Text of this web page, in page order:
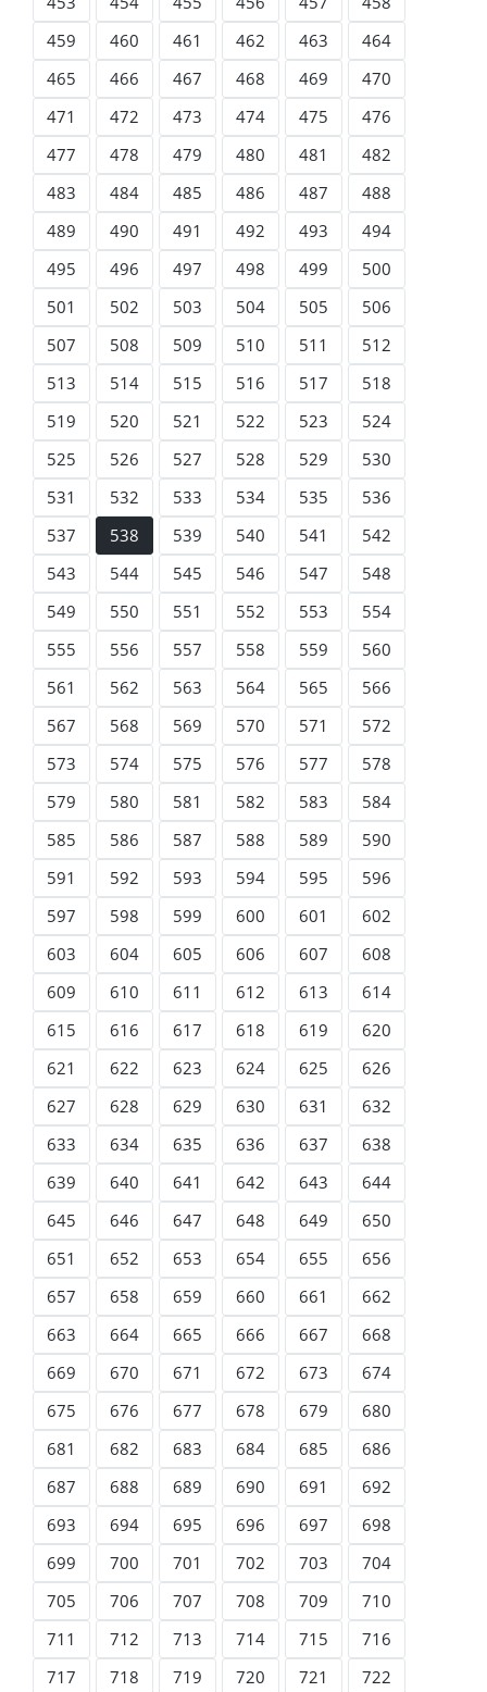
459
460 461 462 463
464
465
466 467 468 469
470
471
472 473 474 475
476
477
478 479 480 481
482
483
484 485 486 487
488
489
490 491 492 493
494
495
496 497 498 499
500
501
502 503 504 505
506
507
508 509 510 511
512
513
514 515 516 517
518
519
520 521 522 523
524
525
526 527 528 529
530
531
532 533 534 535
536
537
538 539 540 541
542
543
544 545 546 547
548
549
550 551 552 553
554
555
556 557 558 559
560
561
562 563 564 565
566
567
568 569 570 571
572
573
574 575 576 577
578
579
580 581 582 583
584
585
586 587 588 589
590
591
592 593 594 595
596
597
598 599 600 601
602
603
604 605 606 607
608
609
610 611 612 613
614
615
616 617 618 619
620
621
622 623 624 625
626
627
628 629 630 631
632
633
634 635 636 637
638
639
640 641 642 643
644
645
646 647 648 649
650
651
652 653 654 655
656
657
658 659 660 661
662
663
664 665 666 667
668
669
670 671 672 673
674
675
676 677 678 679
680
681
682 683 684 685
686
687
688 689 690 691
692
693
694 695 696 697
698
699
700 701 702 703
704
705
706 707 708 709
710
711
712 713 714 715
716
717
718 719 720 721
722